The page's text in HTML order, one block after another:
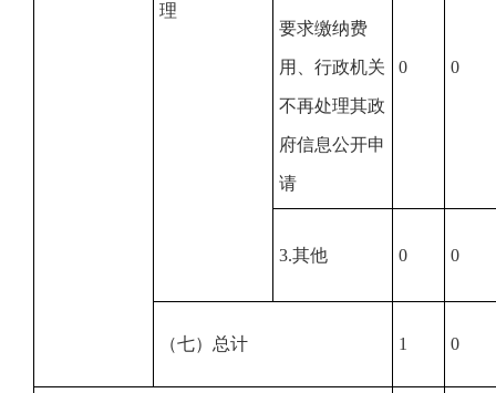
理
要求缴纳费
用、行政机关
不再处理其政
府信息公开申
请
0 0
3.其他 0 0
（七）总计 1 0